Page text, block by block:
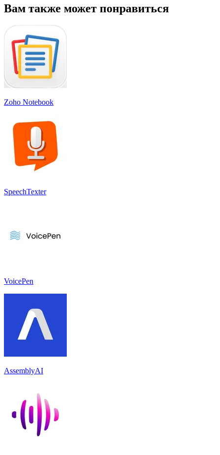
Вам также может понравиться
Zoho Notebook
SpeechTexter
VoicePen
AssemblyAI